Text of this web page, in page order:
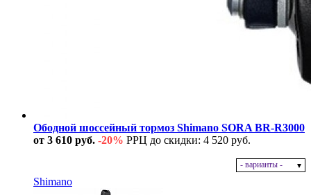
Ободной шоссейный тормоз Shimano SORA BR-R3000
от 3 610 руб. -20% РРЦ до скидки: 4 520 руб.
- варианты -
Shimano